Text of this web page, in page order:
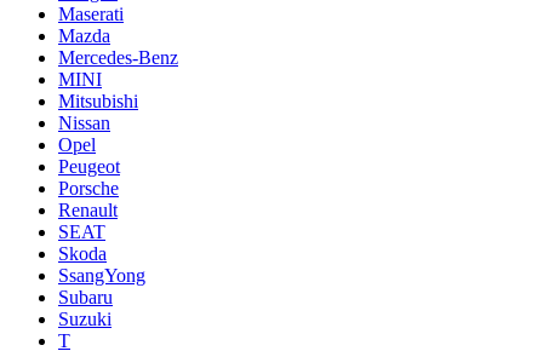
Maserati
Mazda
Mercedes-Benz
MINI
Mitsubishi
Nissan
Opel
Peugeot
Porsche
Renault
SEAT
Skoda
SsangYong
Subaru
Suzuki
T